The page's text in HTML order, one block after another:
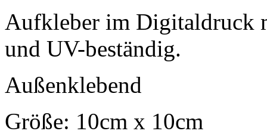
Aufkleber im Digitaldruck
und UV-beständig.
Außenklebend
Größe: 10cm x 10cm